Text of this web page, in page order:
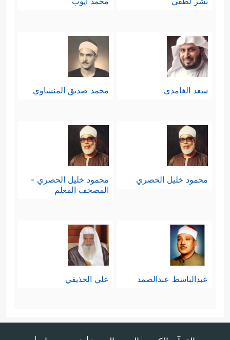
سعد الغامدي محمد صديق المنشاوي
محمود خليل الحصري
محمود خليل الحصري -
المصحف المعلم
عبدالباسط عبدالصمد علي الحذيفي